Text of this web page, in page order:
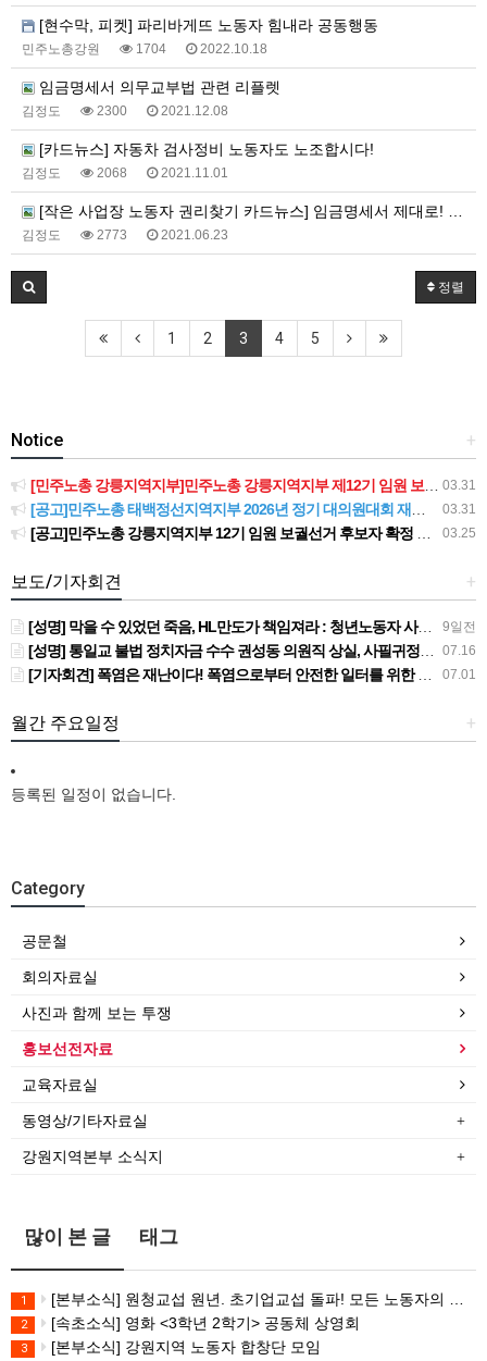
[현수막, 피켓] 파리바게뜨 노동자 힘내라 공동행동
민주노총강원 1704 2022.10.18
임금명세서 의무교부법 관련 리플렛
김정도 2300 2021.12.08
[카드뉴스] 자동차 검사정비 노동자도 노조합시다!
김정도 2068 2021.11.01
[작은 사업장 노동자 권리찾기 카드뉴스] 임금명세서 제대로! 일한 만큼 제대로!
김정도 2773 2021.06.23
정렬
1 2 3 4 5
+
Notice
03.31
[민주노총 강릉지역지부]민주노총 강릉지역지부 제12기 임원 보궐선거결과 공고
03.31
[공고]민주노총 태백정선지역지부 2026년 정기 대의원대회 재소집 건
03.25
[공고]민주노총 강릉지역지부 12기 임원 보궐선거 후보자 확정 공고
+
보도/기자회견
9일전
[성명] 막을 수 있었던 죽음, HL만도가 책임져라 : 청년노동자 사망사고의 철저한 진상규명과 재발방지 대책 마련하라
07.16
[성명] 통일교 불법 정치자금 수수 권성동 의원직 상실, 사필귀정이다
07.01
[기자회견] 폭염은 재난이다! 폭염으로부터 안전한 일터를 위한 민주노총 강원지역본부 폭염감시단 선포 기자회견
+
월간 주요일정
등록된 일정이 없습니다.
Category
공문철
회의자료실
사진과 함께 보는 투쟁
홍보선전자료
교육자료실
동영상/기타자료실
강원지역본부 소식지
많이 본 글 태그
1 [본부소식] 원청교섭 원년. 초기업교섭 돌파! 모든 노동자의 노동기본권 쟁취! 민주노총 7.15 총파업대회
2 [속초소식] 영화 <3학년 2학기> 공동체 상영회
3 [본부소식] 강원지역 노동자 합창단 모임